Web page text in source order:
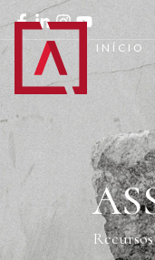
INÍCIO